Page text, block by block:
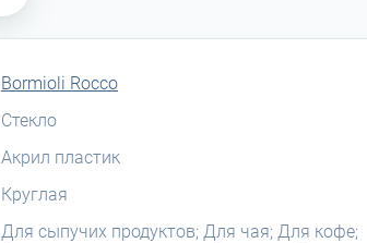
Bormioli Rocco
Стекло
Акрил пластик
Круглая
Для сыпучих продуктов; Для чая; Для кофе;